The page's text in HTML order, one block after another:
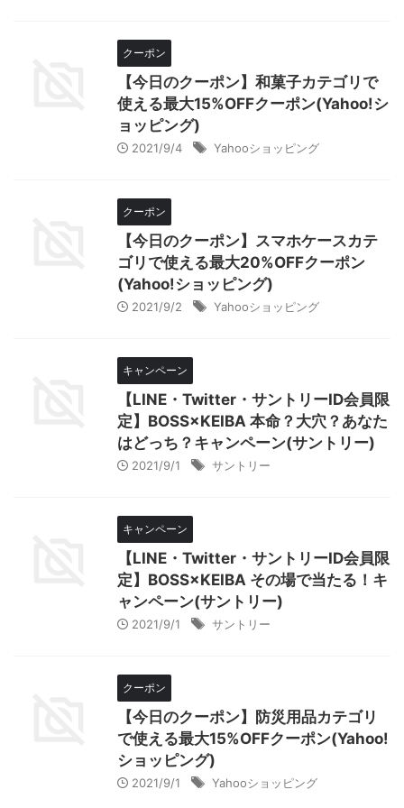
クーポン
【今日のクーポン】和菓子カテゴリで
使える最大15%OFFクーポン(Yahoo!シ
ョッピング)
2021/9/4 Yahooショッピング
クーポン
【今日のクーポン】スマホケースカテ
ゴリで使える最大20%OFFクーポン
(Yahoo!ショッピング)
2021/9/2 Yahooショッピング
キャンペーン
【LINE・Twitter・サントリーID会員限
定】BOSS×KEIBA 本命？大穴？あなた
はどっち？キャンペーン(サントリー)
2021/9/1 サントリー
キャンペーン
【LINE・Twitter・サントリーID会員限
定】BOSS×KEIBA その場で当たる！キ
ャンペーン(サントリー)
2021/9/1 サントリー
クーポン
【今日のクーポン】防災用品カテゴリ
で使える最大15%OFFクーポン(Yahoo!
ショッピング)
2021/9/1 Yahooショッピング